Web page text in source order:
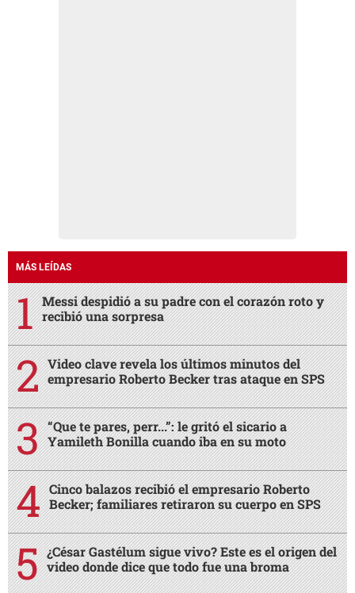
MÁS LEÍDAS
Messi despidió a su padre con el corazón roto y
recibió una sorpresa
Video clave revela los últimos minutos del
empresario Roberto Becker tras ataque en SPS
“Que te pares, perr...”: le gritó el sicario a
Yamileth Bonilla cuando iba en su moto
Cinco balazos recibió el empresario Roberto
Becker; familiares retiraron su cuerpo en SPS
¿César Gastélum sigue vivo? Este es el origen del
video donde dice que todo fue una broma